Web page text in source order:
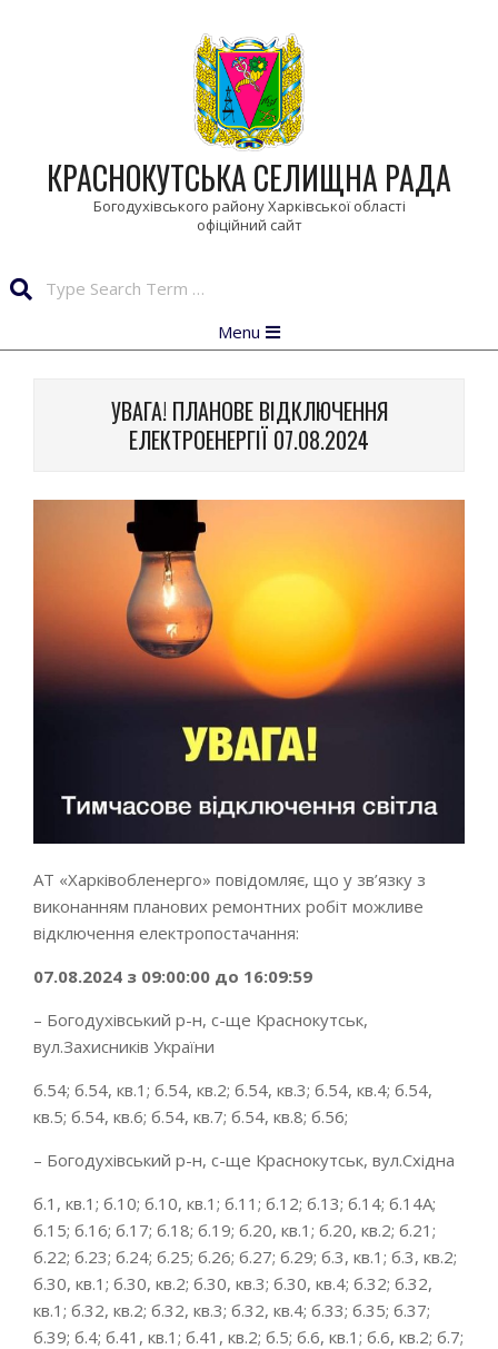
КРАСНОКУТСЬКА СЕЛИЩНА РАДА
Богодухівського району Харківської області
Navigation
Menu
УВАГА! ПЛАНОВЕ ВІДКЛЮЧЕННЯ
ЕЛЕКТРОЕНЕРГІЇ 07.08.2024
АТ «Харківобленерго» повідомляє, що у зв’язку з
виконанням планових ремонтних робіт можливе
відключення електропостачання:
07.08.2024 з 09:00:00 до 16:09:59
– Богодухівський р-н, с-ще Краснокутськ,
вул.Захисників України
б.54; б.54, кв.1; б.54, кв.2; б.54, кв.3; б.54, кв.4; б.54,
кв.5; б.54, кв.6; б.54, кв.7; б.54, кв.8; б.56;
– Богодухівський р-н, с-ще Краснокутськ, вул.Східна
б.1, кв.1; б.10; б.10, кв.1; б.11; б.12; б.13; б.14; б.14А;
б.15; б.16; б.17; б.18; б.19; б.20, кв.1; б.20, кв.2; б.21;
б.22; б.23; б.24; б.25; б.26; б.27; б.29; б.3, кв.1; б.3, кв.2;
б.30, кв.1; б.30, кв.2; б.30, кв.3; б.30, кв.4; б.32; б.32,
кв.1; б.32, кв.2; б.32, кв.3; б.32, кв.4; б.33; б.35; б.37;
б.39; б.4; б.41, кв.1; б.41, кв.2; б.5; б.6, кв.1; б.6, кв.2; б.7;